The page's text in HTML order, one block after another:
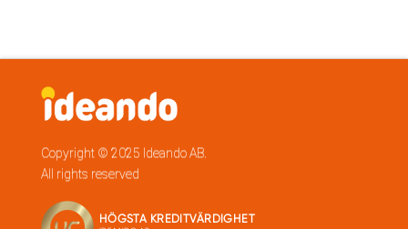
Copyright © 2025 Ideando AB.
All rights reserved